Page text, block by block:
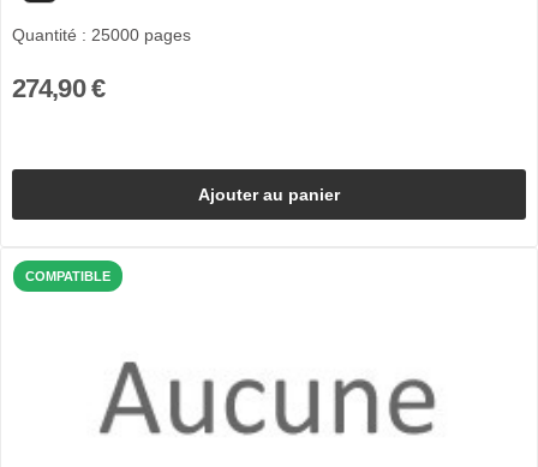
Quantité : 25000 pages
274,90 €
Ajouter au panier
COMPATIBLE